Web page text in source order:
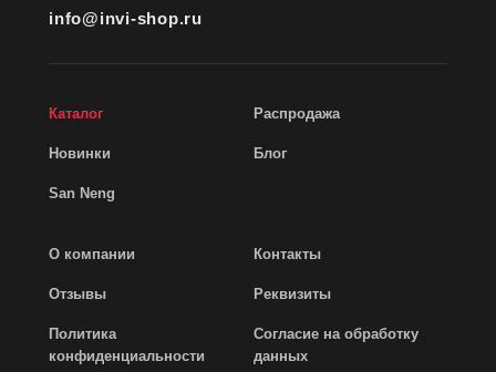
info@invi-shop.ru
Каталог Распродажа
Новинки Блог
San Neng
О компании Контакты
Отзывы Реквизиты
Политика
конфиденциальности
Согласие на обработку
данных